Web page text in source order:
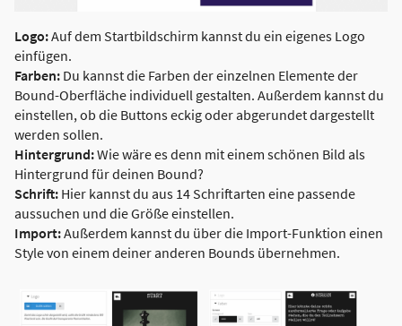
Logo:Auf dem Startbildschirm kannst du ein eigenes Logo
einfügen.
Farben: Du kannst die Farben der einzelnen Elemente der
Bound-Oberfläche individuell gestalten. Außerdem kannst du
einstellen, ob die Buttons eckig oder abgerundet dargestellt
werden sollen.
Hintergrund:Wie wäre es denn mit einem schönen Bild als
Hintergrund für deinen Bound?
Schrift: Hier kannst du aus 14 Schriftarten eine passende
aussuchen und die Größe einstellen.
Import:Außerdem kannst du über die Import-Funktion einen
Style von einem deiner anderen Bounds übernehmen.